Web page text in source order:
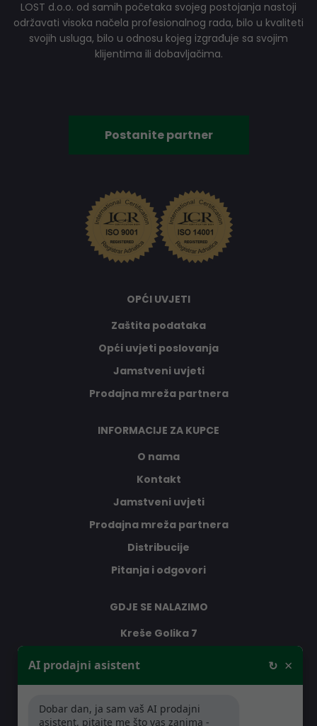
LOST d.o.o. od samih početaka svojeg postojanja nastoji
održavati visoka načela profesionalnog rada, bilo u kvaliteti
svojih usluga, bilo u odnosu kojeg izgrađuje sa svojim
klijentima ili dobavljačima.
Postanite partner
OPĆI UVJETI
Zaštita podataka
Opći uvjeti poslovanja
Jamstveni uvjeti
Prodajna mreža partnera
INFORMACIJE ZA KUPCE
O nama
Kontakt
Jamstveni uvjeti
Prodajna mreža partnera
Distribucije
Pitanja i odgovori
GDJE SE NALAZIMO
Kreše Golika 7
RADNO VRIJEME
AI prodajni asistent ↻ ×
Dobar dan, ja sam vaš AI prodajni
asistent, pitajte me što vas zanima -